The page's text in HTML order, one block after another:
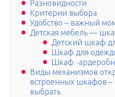
Разновидности
Критерии выбора
Удобство – важный
Детская мебель —
Детский шкаф
Шкаф для
Шкаф -
Виды механизмов
встроенных шкафов –
выбрать